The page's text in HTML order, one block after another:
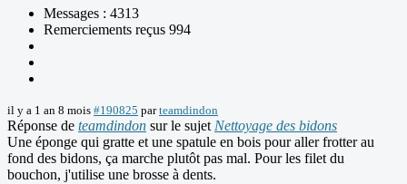
Messages : 4313
Remerciements reçus 994
il y a 1 an 8 mois #190825 parteamdindon
Réponse de teamdindon sur le sujet Nettoyage des bidons
Une éponge qui gratte et une spatule en bois pour aller frotter au
fond des bidons, ça marche plutôt pas mal. Pour les filet du
bouchon, j'utilise une brosse à dents.